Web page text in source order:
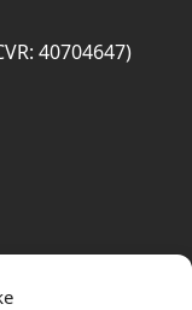
40704647)
på Trustpilot